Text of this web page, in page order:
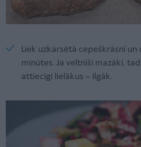
Liek uzkarsētā cepeškrāsnī un
minūtes. Ja veltnīši mazāki,
attiecīgi lielākus – ilgāk.